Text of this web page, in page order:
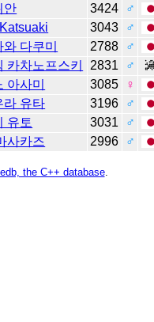
안 3424
♂
3043
♂
다쿠미 2788
♂
카차노프스키 2831
♂
아사미 3085
♀
라 유타 3196
♂
유토 3031
♂
사카즈 2996 ♂
the C++ database.